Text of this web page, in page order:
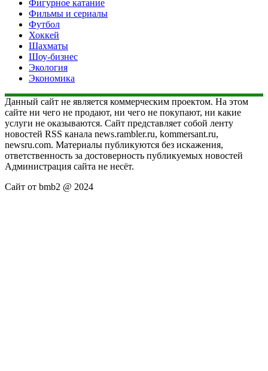
Фигурное катание
Фильмы и сериалы
Футбол
Хоккей
Шахматы
Шоу-бизнес
Экология
Экономика
Данный сайт не является коммерческим проектом. На этом
сайте ни чего не продают, ни чего не покупают, ни какие
услуги не оказываются. Сайт представляет собой ленту
новостей RSS канала news.rambler.ru, kommersant.ru,
newsru.com. Материалы публикуются без искажения,
ответственность за достоверность публикуемых новостей
Администрация сайта не несёт.
Сайт от bmb2 @ 2024